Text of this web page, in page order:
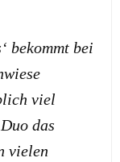
bekommt bei
viel
das
vielen